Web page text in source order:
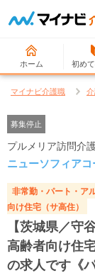
ホーム 初め
マイナビ介護職
募集停止
プルメリア訪問介
ニューソフィア
非常勤・パート・ア
向け住宅（サ高住）
【茨城県／守
高齢者向け住
の求人です《パ